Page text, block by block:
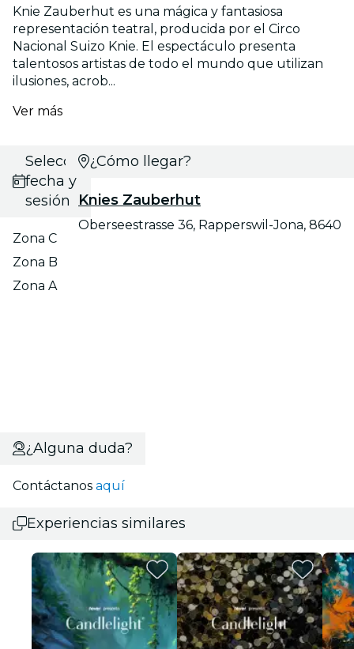
Knie Zauberhut es una mágica y fantasiosa
representación teatral, producida por el Circo
Nacional Suizo Knie. El espectáculo presenta
talentosos artistas de todo el mundo que utilizan
ilusiones, acrob...
Ver más
Selecciona
fecha y
sesión
Zona C
Zona B
Zona A
¿Cómo llegar?
Knies Zauberhut
Oberseestrasse 36, Rapperswil-Jona, 8640
¿Alguna duda?
Contáctanos aquí
Experiencias similares